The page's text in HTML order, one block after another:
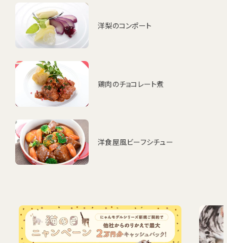
洋梨のコンポート
鶏肉のチョコレート煮
洋食屋風ビーフシチュー